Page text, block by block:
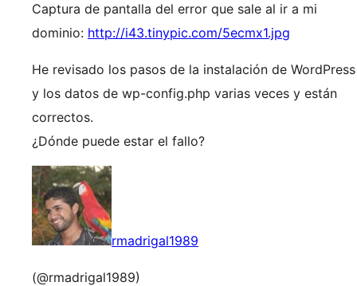
Captura de pantalla del error que sale al ir a mi
dominio: http://i43.tinypic.com/5ecmx1.jpg
He revisado los pasos de la instalación de WordPress
y los datos de wp-config.php varias veces y están
correctos.
¿Dónde puede estar el fallo?
rmadrigal1989
(@rmadrigal1989)